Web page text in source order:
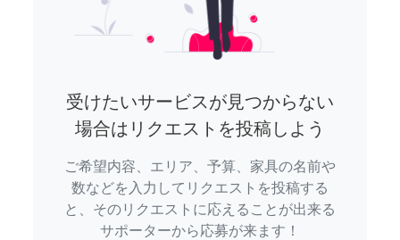
受けたいサービスが見つからない
場合はリクエストを投稿しよう
ご希望内容、エリア、予算、家具の名前や
数などを入力してリクエストを投稿する
と、そのリクエストに応えることが出来る
サポーターから応募が来ます！